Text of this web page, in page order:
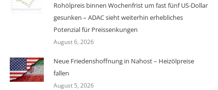
Rohölpreis binnen Wochenfrist um fast fünf US-Dollar
gesunken – ADAC sieht weiterhin erhebliches
Potenzial für Preissenkungen
August 6, 2026
Neue Friedenshoffnung in Nahost – Heizölpreise
fallen
August 5, 2026